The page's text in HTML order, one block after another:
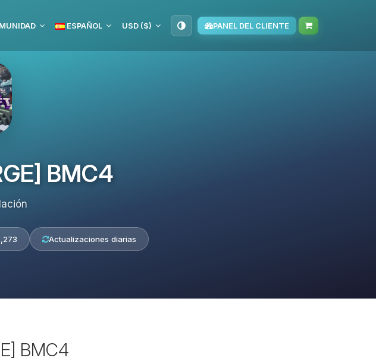
ESPAÑOL USD ($) PANEL DEL CLIENTE
BMC4
Actualizaciones diarias
BMC4